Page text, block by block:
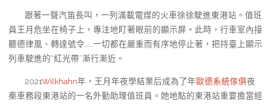
跟著一聲汽笛長叫，一列滿載電煤的火車徐徐駛進東港站。值班
員王月危坐在椅子上，專注地盯著眼前的顯示屏。此時，行車室內接
聽德律風、轉達號令……一切都在嚴重而有序地停止著，把持臺上顯示
列車駛進的“紅光帶”漸行漸近。
2021Wilkhahn年，王月年夜學結業后成為了年歐德系統傢俱夜
秦車務段東港站的一名外勤助理值班員。她地點的東港站重要擔當經